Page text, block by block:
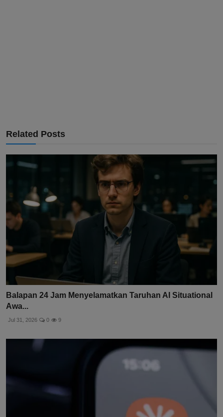
Related Posts
Balapan 24 Jam Menyelamatkan Taruhan AI Situational
Awa...
Jul 31, 2026 0 9